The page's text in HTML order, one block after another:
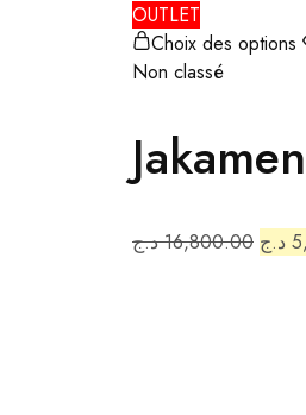
OUTLET
Choix des options
Non classé
16,800.00 د.ج د.ج